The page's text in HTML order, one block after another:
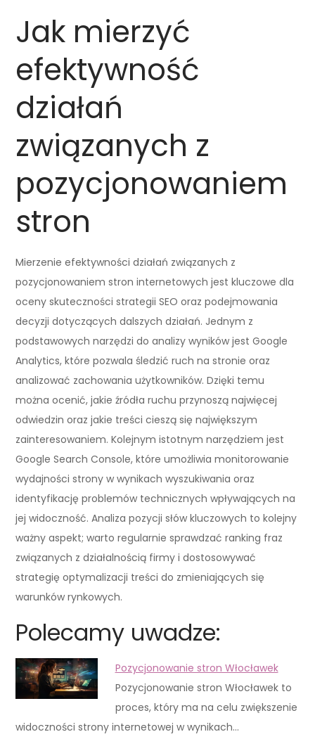
Jak mierzyć
efektywność
działań
związanych z
pozycjonowaniem
stron
Mierzenie efektywności działań związanych z
pozycjonowaniem stron internetowych jest kluczowe dla
oceny skuteczności strategii SEO oraz podejmowania
decyzji dotyczących dalszych działań. Jednym z
podstawowych narzędzi do analizy wyników jest Google
Analytics, które pozwala śledzić ruch na stronie oraz
analizować zachowania użytkowników. Dzięki temu
można ocenić, jakie źródła ruchu przynoszą najwięcej
odwiedzin oraz jakie treści cieszą się największym
zainteresowaniem. Kolejnym istotnym narzędziem jest
Google Search Console, które umożliwia monitorowanie
wydajności strony w wynikach wyszukiwania oraz
identyfikację problemów technicznych wpływających na
jej widoczność. Analiza pozycji słów kluczowych to kolejny
ważny aspekt; warto regularnie sprawdzać ranking fraz
związanych z działalnością firmy i dostosowywać
strategię optymalizacji treści do zmieniających się
warunków rynkowych.
Polecamy uwadze:
Pozycjonowanie stron Włocławek
Pozycjonowanie stron Włocławek to
proces, który ma na celu zwiększenie
widoczności strony internetowej w wynikach…